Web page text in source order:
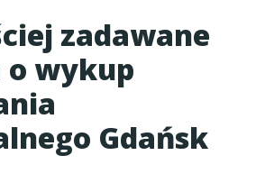
zadawane
wykup
Gdańsk